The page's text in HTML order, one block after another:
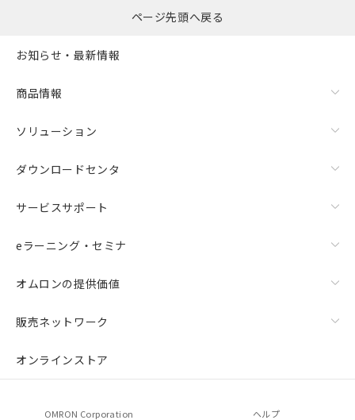
ページ先頭へ戻る
お知らせ・最新情報
商品情報
ソリューション
ダウンロードセンタ
サービスサポート
eラーニング・セミナ
オムロンの提供価値
販売ネットワーク
オンラインストア
OMRON Corporation ヘルプ